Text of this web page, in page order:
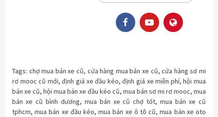
Tags: chợ mua bán xe cũ, cửa hàng mua bán xe cũ,cửa hàng sơ mi
rơ mooc cũ mới,định giá xe đầu kéo,định giá xe miễn phí,hội mua
bán xe cũ, hội mua bán xe đầu kéo cũ, mua bán sơ mi rơ mooc, mua
bán xe cũ bình dương, mua bán xe cũ chợ tốt,mua bán xe cũ
tphcm,mua bán xe đầu kéo,mua bán xe ô tô cũ,mua bán xe oto